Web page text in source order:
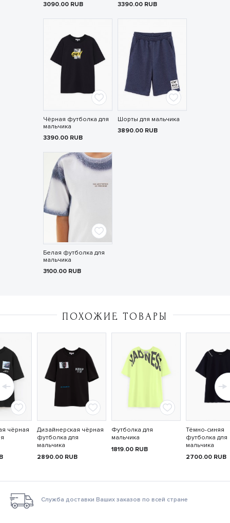
3090.00 RUB
3390.00 RUB
Чёрная футболка для
мальчика
3390.00 RUB
Шорты для мальчика
3890.00 RUB
Белая футболка для
мальчика
3100.00 RUB
ПОХОЖИЕ ТОВАРЫ
чёрная
Дизайнерская чёрная
футболка для
мальчика
2890.00 RUB
Футболка для
мальчика
1819.00 RUB
Тёмно-синяя
футболка для
мальчика
2700.00 RUB
Служба доставки Ваших заказов по всей стране